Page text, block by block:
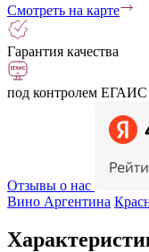
Смотреть на карте
Гарантия качества
под контролем ЕГАИС
Отзывы о нас
Вино Аргентина